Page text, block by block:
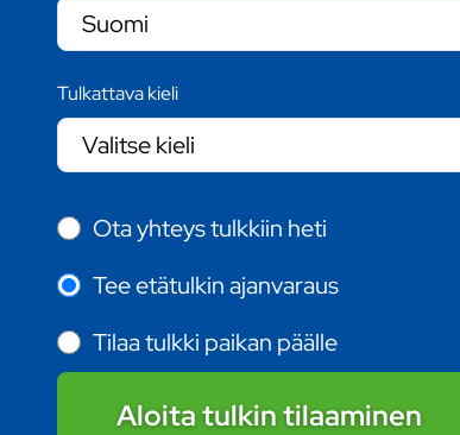
Tulkattava kieli
Ota yhteys tulkkiin heti
Tee etätulkin ajanvaraus
Tilaa tulkki paikan päälle
Aloita tulkin tilaaminen